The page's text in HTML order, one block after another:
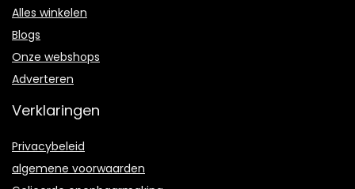
Alles winkelen
Blogs
Onze webshops
Adverteren
Verklaringen
Privacybeleid
algemene voorwaarden